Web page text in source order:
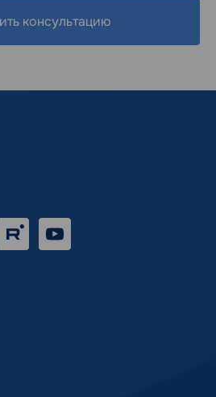
консультацию
RUTUBE